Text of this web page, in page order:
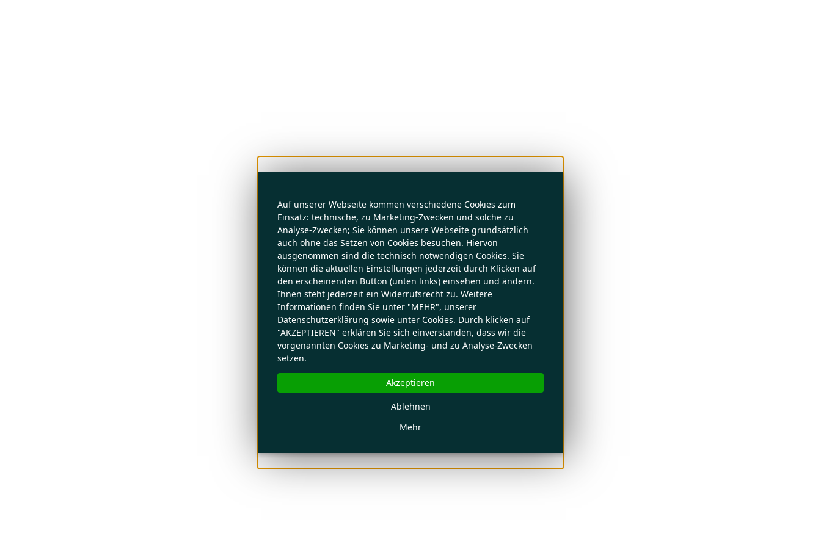
Auf unserer Webseite kommen verschiedene Cookies zum
Einsatz: technische, zu Marketing-Zwecken und solche zu
Analyse-Zwecken; Sie können unsere Webseite grundsätzlich
auch ohne das Setzen von Cookies besuchen. Hiervon
ausgenommen sind die technisch notwendigen Cookies. Sie
können die aktuellen Einstellungen jederzeit durch Klicken auf
den erscheinenden Button (unten links) einsehen und ändern.
Ihnen steht jederzeit ein Widerrufsrecht zu. Weitere
Informationen finden Sie unter "MEHR", unserer
Datenschutzerklärung sowie unter Cookies. Durch klicken auf
"AKZEPTIEREN" erklären Sie sich einverstanden, dass wir die
vorgenannten Cookies zu Marketing- und zu Analyse-Zwecken
setzen.
Mehr
Ablehnen
Akzeptieren